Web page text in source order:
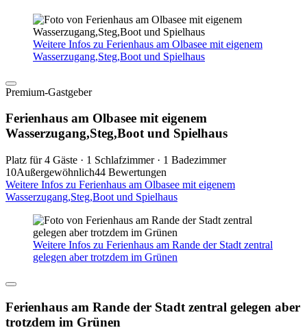
Weitere Infos zu Ferienhaus am Olbasee mit eigenem
Wasserzugang,Steg,Boot und Spielhaus
Premium-Gastgeber
Ferienhaus am Olbasee mit eigenem
Wasserzugang,Steg,Boot und Spielhaus
Platz für 4 Gäste · 1 Schlafzimmer · 1 Badezimmer
10Außergewöhnlich44 Bewertungen
Weitere Infos zu Ferienhaus am Olbasee mit eigenem
Wasserzugang,Steg,Boot und Spielhaus
Weitere Infos zu Ferienhaus am Rande der Stadt zentral
gelegen aber trotzdem im Grünen
Ferienhaus am Rande der Stadt zentral gelegen aber
trotzdem im Grünen